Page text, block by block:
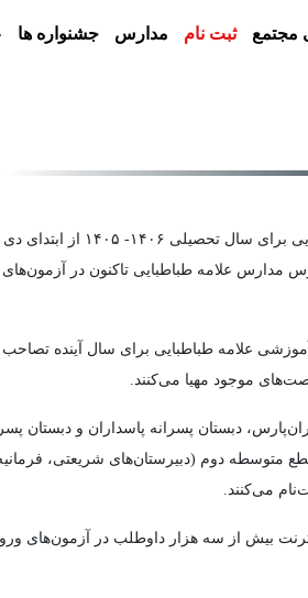
مجتمع ثبت نام مدارس جشنواره ها
پیش‌ثبت‌نام مدارس مجتمع فرهنگی- آموزشی علامه طباطبایی برای سال تحصیلی
درس مدارس علامه طباطبایی تاکنون در
۱۱گانه مجتمع فرهنگی- آموزشی علامه طباطبایی
موجود مهیا می‌کنند.
دبستان پسرانه پاسداران و دبستان
متوسطه دوم (دبیرستان‌های شریعتی،
می‌کنند.
بیش از سه هزار داوطلب در آزمون‌های